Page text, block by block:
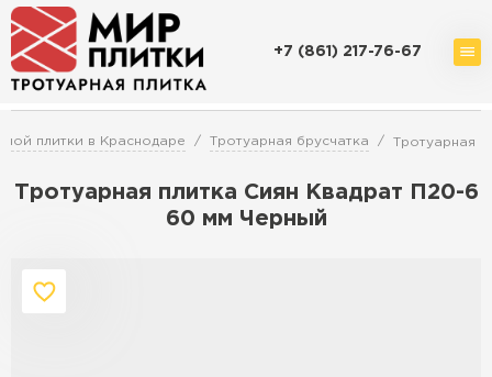
+7 (861) 217-76-67
плитки в Краснодаре Тротуарная брусчатка Тротуарная
Тротуарная плитка Сиян Квадрат П20-6
60 мм Черный